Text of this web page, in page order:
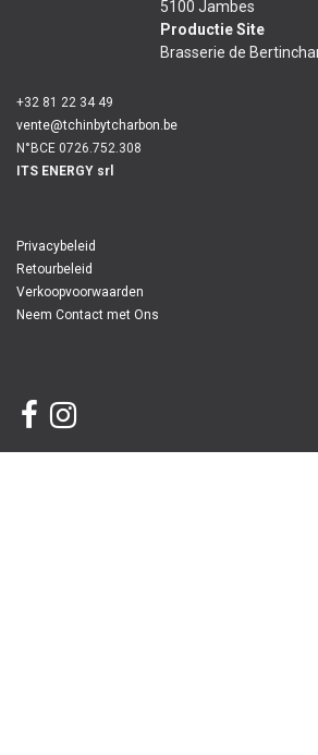
5100 Jambes
Productie Site
Brasserie de
+32 81 22 34 49
vente@tchinbytcharbon.be
N°BCE 0726.752.308
ITS ENERGY srl
Privacybeleid
Retourbeleid
Verkoopvoorwaarden
Neem Contact met Ons